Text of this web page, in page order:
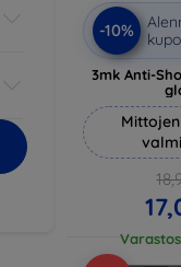
-10%
3mk Anti-